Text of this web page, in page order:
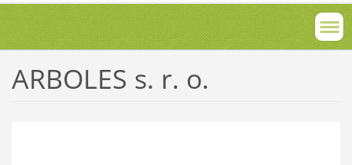
ARBOLES s. r. o.